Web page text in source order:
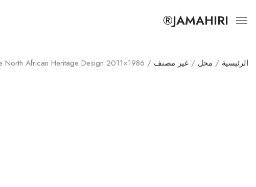
JAMAHIRI®
الرئيسية / محل / غير مصنف / 1986×2011 All-Over Print Cultural Portrait Tee — Vintage North African Heritage Design